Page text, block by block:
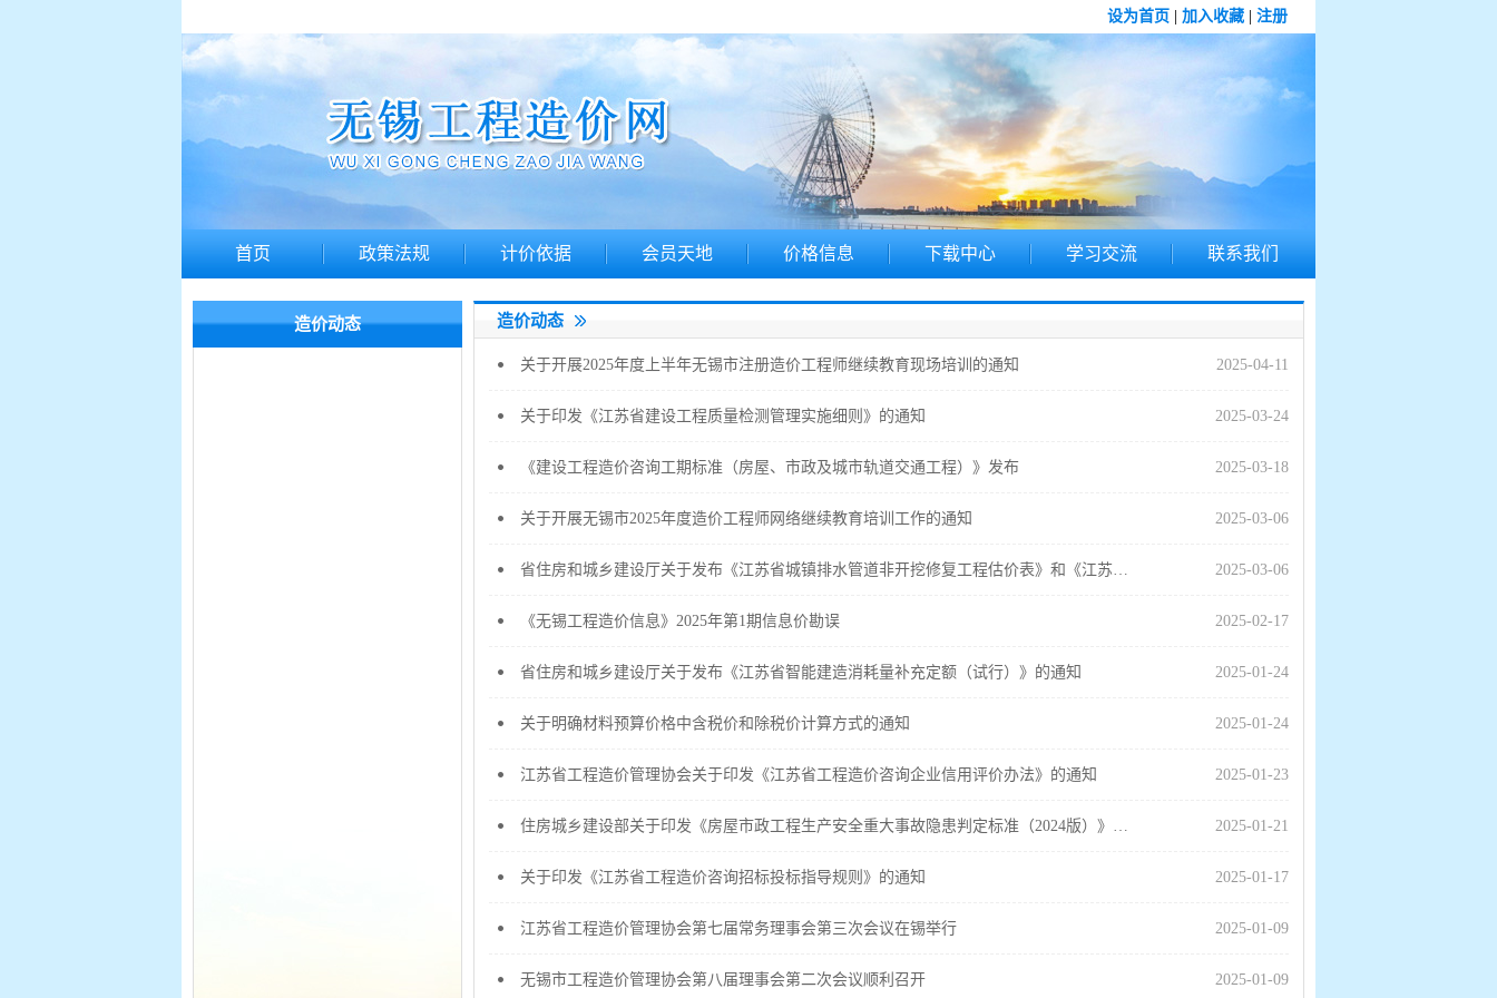
设为首页 加入收藏 注册
首页 政策法规 计价依据 会员天地 价格信息 下载中心 学习交流 联系我们
造价动态 造价动态
关于开展2025年度上半年无锡市注册造价工程师继续教育现场培训的通知 2025-04-11
关于印发《江苏省建设工程质量检测管理实施细则》的通知 2025-03-24
《建设工程造价咨询工期标准（房屋、市政及城市轨道交通工程）》发布 2025-03-18
关于开展无锡市2025年度造价工程师网络继续教育培训工作的通知 2025-03-06
省住房和城乡建设厅关于发布《江苏省城镇排水管道非开挖修复工程估价表》和《江苏省城镇排水管道非开挖修复工程量计算标准》的通知 2025-03-06
《无锡工程造价信息》2025年第1期信息价勘误 2025-02-17
省住房和城乡建设厅关于发布《江苏省智能建造消耗量补充定额（试行）》的通知 2025-01-24
关于明确材料预算价格中含税价和除税价计算方式的通知 2025-01-24
江苏省工程造价管理协会关于印发《江苏省工程造价咨询企业信用评价办法》的通知 2025-01-23
住房城乡建设部关于印发《房屋市政工程生产安全重大事故隐患判定标准（2024版）》的通知 2025-01-21
关于印发《江苏省工程造价咨询招标投标指导规则》的通知 2025-01-17
江苏省工程造价管理协会第七届常务理事会第三次会议在锡举行 2025-01-09
无锡市工程造价管理协会第八届理事会第二次会议顺利召开 2025-01-09